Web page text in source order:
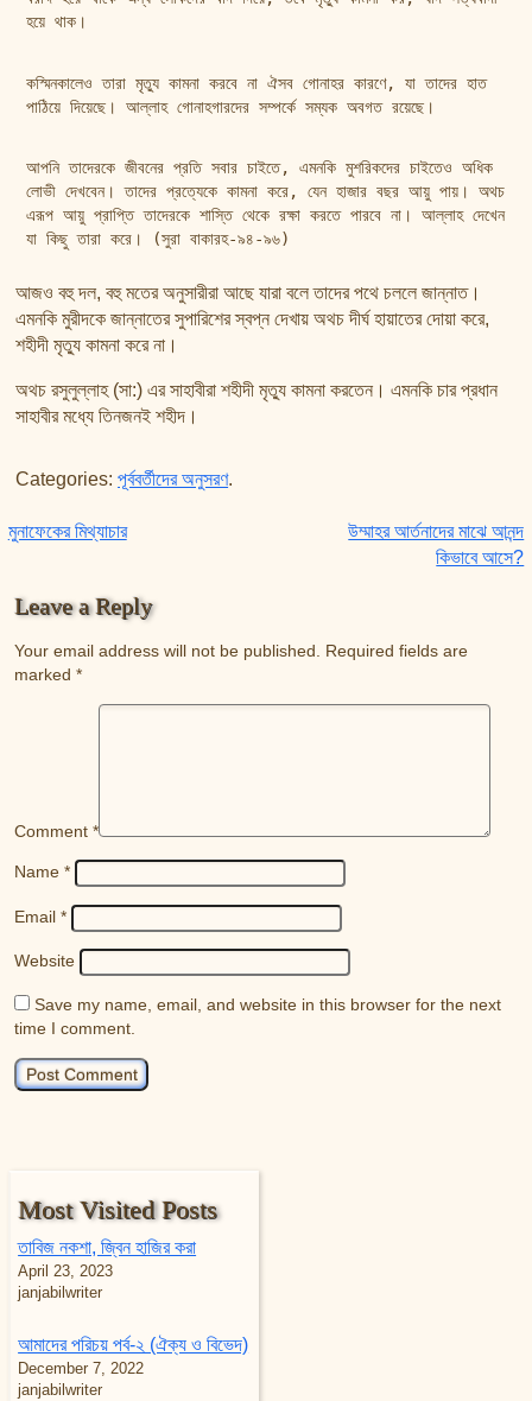
হয়ে থাক।
কস্মিনকালেও তারা মৃত্যু কামনা করবে না ঐসব গোনাহর কারণে, যা তাদের হাত
পাঠিয়ে দিয়েছে। আল্লাহ গোনাহগারদের সম্পর্কে সম্যক অবগত রয়েছে।
আপনি তাদেরকে জীবনের প্রতি সবার চাইতে, এমনকি মুশরিকদের চাইতেও অধিক
লোভী দেখবেন। তাদের প্রত্যেকে কামনা করে, যেন হাজার বছর আয়ু পায়। অথচ
এরূপ আয়ু প্রাপ্তি তাদেরকে শাস্তি থেকে রক্ষা করতে পারবে না। আল্লাহ দেখেন
যা কিছু তারা করে। (সুরা বাকারহ-৯৪-৯৬)
আজও বহু দল, বহু মতের অনুসারীরা আছে যারা বলে তাদের পথে চললে জান্নাত।
এমনকি মুরীদকে জান্নাতের সুপারিশের স্বপ্ন দেখায় অথচ দীর্ঘ হায়াতের দোয়া করে,
শহীদী মৃত্যু কামনা করে না।
অথচ রসুলুল্লাহ (সা:) এর সাহাবীরা শহীদী মৃত্যু কামনা করতেন। এমনকি চার প্রধান
সাহাবীর মধ্যে তিনজনই শহীদ।
Categories: পূর্ববর্তীদের অনুসরণ.
Post navigation
মুনাফেকের মিথ্যাচার
উম্মাহর আর্তনাদের মাঝে আনন্দ
কিভাবে আসে?
Leave a Reply
Your email address will not be published. Required fields are
marked*
Comment*
Name*
Email*
Website
Save my name, email, and website in this browser for the next
time I comment.
Most Visited Posts
তাবিজ নকশা, জ্বিন হাজির করা
April 23, 2023
janjabilwriter
আমাদের পরিচয় পর্ব-২ (ঐক্য ও বিভেদ)
December 7, 2022
janjabilwriter